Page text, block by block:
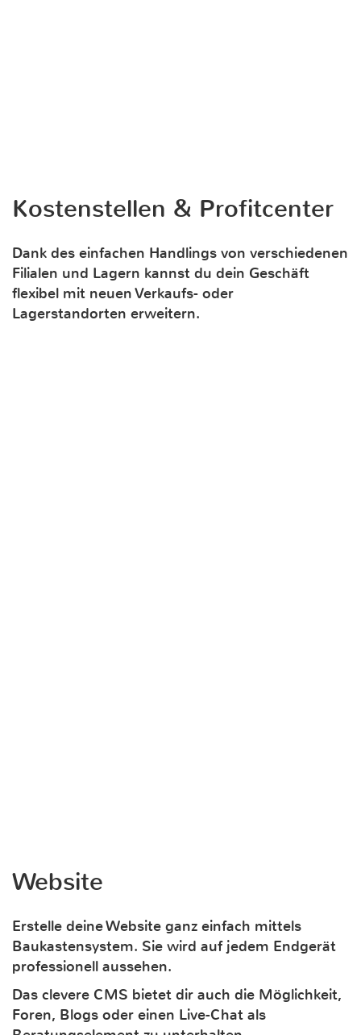
Kostenstellen & Profitcenter
Dank des einfachen Handlings von verschiedenen
Filialen und Lagern kannst du dein Geschäft
flexibel mit neuen Verkaufs- oder
Lagerstandorten erweitern.
Website
Erstelle deine Website ganz einfach mittels
Baukastensystem. Sie wird auf jedem Endgerät
professionell aussehen.
Das clevere CMS bietet dir auch die Möglichkeit,
Foren, Blogs oder einen Live-Chat als